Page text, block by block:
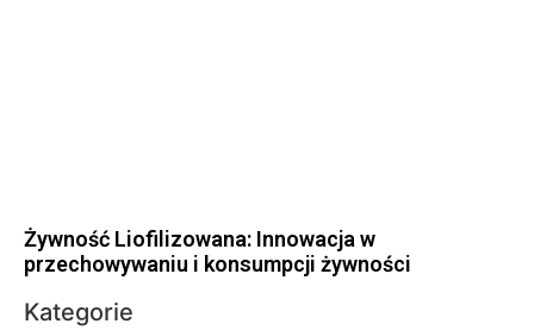
Żywność Liofilizowana: Innowacja w
przechowywaniu i konsumpcji żywności
Kategorie